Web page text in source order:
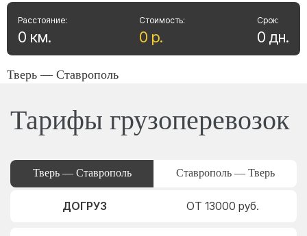
Стоимость:
0 р.
Расстояние:
0 км.
Срок:
0 дн.
Тверь — Ставрополь
Тарифы грузоперевозок
Тверь — Ставрополь Ставрополь — Тверь
ДОГРУЗ ОТ 13000 руб.